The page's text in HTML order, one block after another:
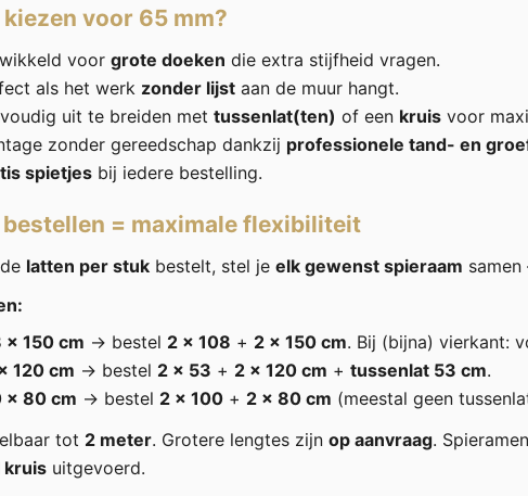
voor 65 mm?
voor grote doeken die extra stijfheid vragen.
als het werk zonder lijst aan de muur hangt.
uit te breiden met tussenlat(ten) of een kruis voor
zonder gereedschap dankzij professionele tand- en
spietjes bij iedere bestelling.
bestellen = maximale flexibiliteit
latten per stuk bestelt, stel je elk gewenst spieraam
× 150 cm → bestel 2 × 108 + 2 × 150 cm. Bij (bijna) vierkant:
120 cm → bestel 2 × 53 + 2 × 120 cm + tussenlat 53 cm.
× 80 cm → bestel 2 × 100 + 2 × 80 cm (meestal geen
tot 2 meter. Grotere lengtes zijn op aanvraag.
kruis uitgevoerd.